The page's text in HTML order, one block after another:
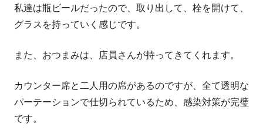
私達は瓶ビールだったので、取り出して、栓を開けて、
グラスを持っていく感じです。
また、おつまみは、店員さんが持ってきてくれます。
カウンター席と二人用の席があるのですが、全て透明な
パーテーションで仕切られているため、感染対策が完璧
です。